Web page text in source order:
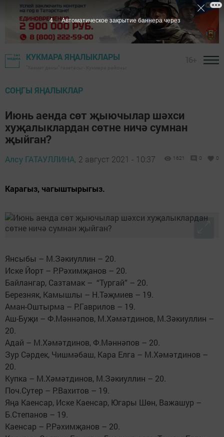
КУКМАРА ЯҢАЛЫКЛАРЫ
СОҢГЫ ЯҢАЛЫКЛАР
Июнь аенда сөт җыючылар шәхси
хуҗалыклардан сөтне ничә сумнан
җыйган?
Алсу ГАТАУЛЛИНА, 2 август 2021 - 10:37 1621 0 0
Карагыз, чагыштырыгыз.
Янсыбы – М.Зәкиуллин – 20.
Иске Йорт – Р.Рәхимҗанов – 20.
Байлангар, Сазтамак – “Тургай” – 20.
Березняк, Камышлы – Н.Тәҗмиев – 19.
Аман-Оштырма – Р.Гаврилов – 19.
Аш-Буҗи – Ф.Мәннәпов, М.Хәмәтдинов, М.Зәкиуллин –
20.
Адай – М.Хәмәтдинов, Ф.Мәннәпов – 20.
Зур Сәрдек, Чишмәбаш, Кара Елга – М.Хәмәтдинов –
20.
Купка – М.Хәмәтдинов, М.Зәкиуллин – 20.
Поч.Сутер – Р.Вахитов – 19.
Яңа Каенсар, Иске Каенсар, Югары Шөн, Важашур –
Б.Степанов – 19.
Каенсар – Р.Рәхимҗанов – 20.
3 Автоматическое закрытие баннера через